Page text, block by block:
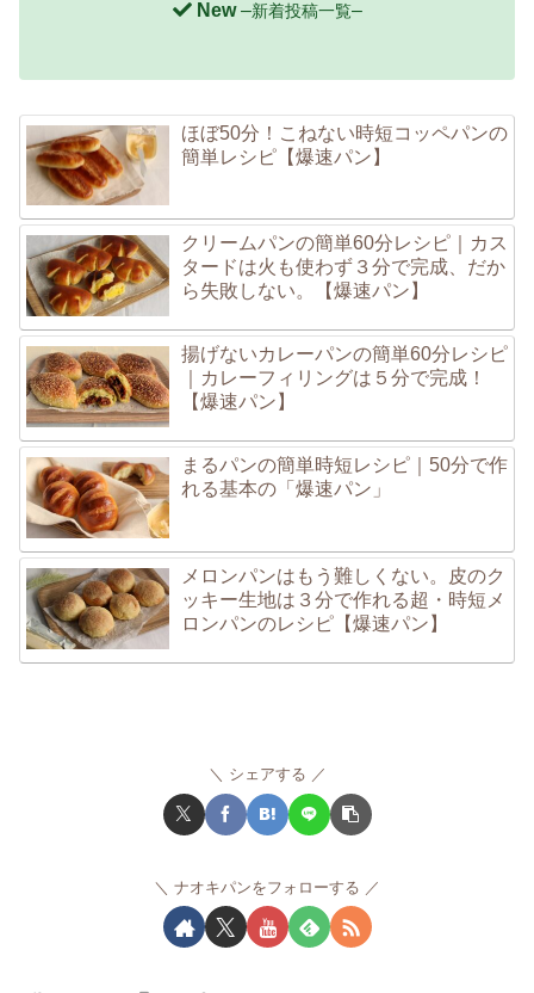
New–新着投稿一覧–
ほぼ50分！こねない時短コッペパンの
簡単レシピ【爆速パン】
クリームパンの簡単60分レシピ｜カス
タードは火も使わず３分で完成、だか
ら失敗しない。【爆速パン】
揚げないカレーパンの簡単60分レシピ
｜カレーフィリングは５分で完成！
【爆速パン】
まるパンの簡単時短レシピ｜50分で作
れる基本の「爆速パン」
メロンパンはもう難しくない。皮のク
ッキー生地は３分で作れる超・時短メ
ロンパンのレシピ【爆速パン】
シェアする
ナオキパンをフォローする